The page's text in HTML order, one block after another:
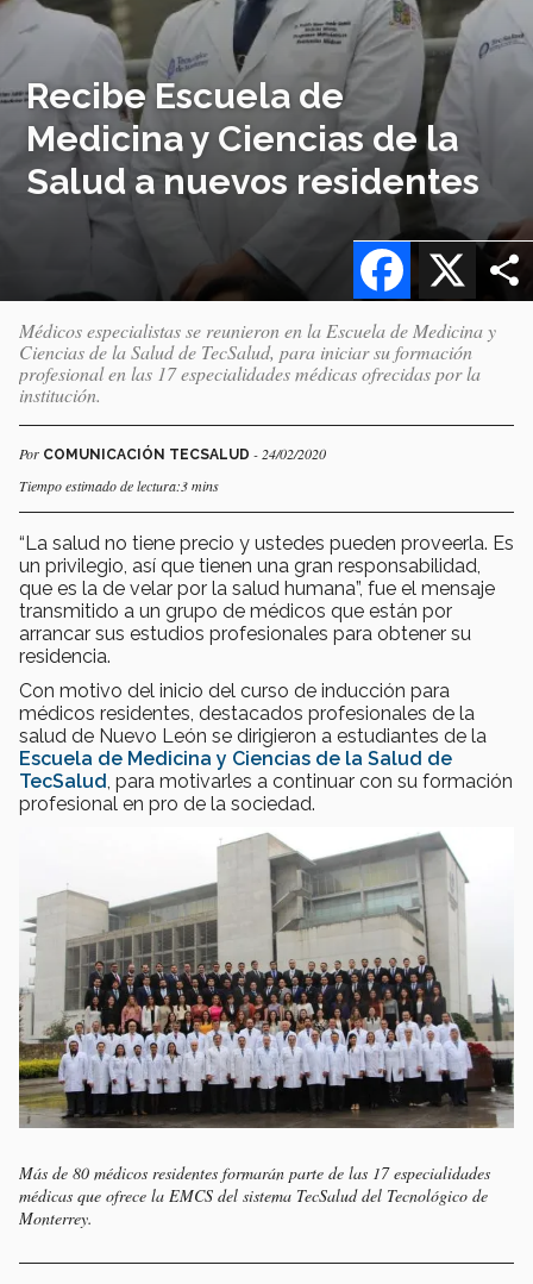
Recibe Escuela de
Medicina y Ciencias de la
Salud a nuevos residentes
X
Facebook
Médicos especialistas se reunieron en la Escuela de Medicina y
Ciencias de la Salud de TecSalud, para iniciar su formación
profesional en las 17 especialidades médicas ofrecidas por la
institución.
Por COMUNICACIÓN TECSALUD - 24/02/2020
Tiempo estimado de lectura:3 mins
“La salud no tiene precio y ustedes pueden proveerla. Es
un privilegio, así que tienen una gran responsabilidad,
que es la de velar por la salud humana”, fue el mensaje
transmitido a un grupo de médicos que están por
arrancar sus estudios profesionales para obtener su
residencia.
Con motivo del inicio del curso de inducción para
médicos residentes, destacados profesionales de la
salud de Nuevo León se dirigieron a estudiantes de la
Escuela de Medicina y Ciencias de la Salud de
TecSalud , para motivarles a continuar con su formación
profesional en pro de la sociedad.
Más de 80 médicos residentes formarán parte de las 17 especialidades
médicas que ofrece la EMCS del sistema TecSalud del Tecnológico de
Monterrey.